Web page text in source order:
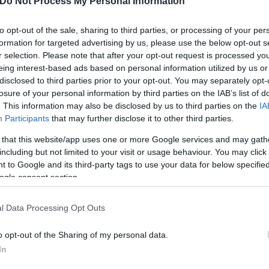
opt-out of the sale, sharing to third parties, or processing of your
for targeted advertising by us, please use the below opt-out
selection. Please note that after your opt-out request is processed
interest-based ads based on personal information utilized by us
to third parties prior to your opt-out. You may separately
of your personal information by third parties on the IAB’s list of
This information may also be disclosed by us to third parties on the
Participants that may further disclose it to other third parties.
that this website/app uses one or more Google services and may
but not limited to your visit or usage behaviour. You may
to Google and its third-party tags to use your data for below
consent section.
Data Processing Opt Outs
opt-out of the Sharing of my personal data.
συνήθως ξεκινούσε με τη μέτρηση της
όριο (συνήθως πάνω από 4,0 νανογραμμάρια ανά
μπορεί να είναι επώδυνη και να έχει
παρά τις ύποπτες ενδείξεις.
σε αρκετά σημεία: ανιχνεύει καρκινικά
από φλεγμονές ή τη διόγκωση του προστάτη